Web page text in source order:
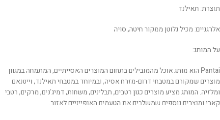
תוצרת: תאילנד
אלרגניים: מכיל גלוטן ממקור חיטה, סויה
על המותג:
Pantai הוא מותג אוכל מהמובילים בתחום המוצרים האסייתיים, המתמחה במגוון
מוצרים שמקורם במטבחי דרום-מזרח אסיה, ובמיוחד במטבחי תאילנד, וייטנאם
ומלזיה. המותג מציע מוצרים כגון רטבים, תבלינים, משחות, דמיג'נים, מרקים, רטבי
קארי ומוצרים נוספים שמשלבים את הטעמים האופייניים לאזור.